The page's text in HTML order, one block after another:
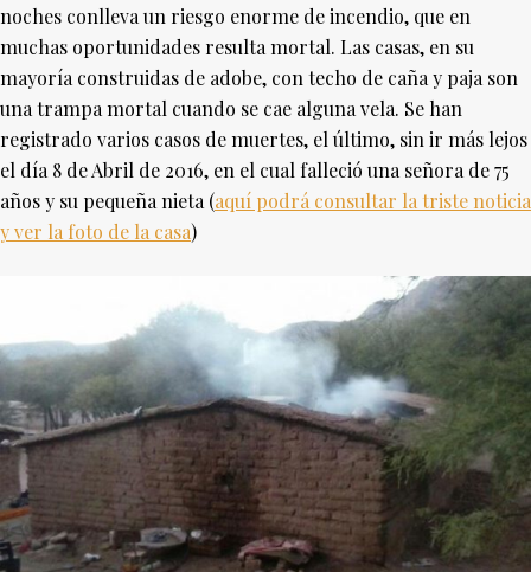
noches conlleva un riesgo enorme de incendio, que en
muchas oportunidades resulta mortal. Las casas, en su
mayoría construidas de adobe, con techo de caña y paja son
una trampa mortal cuando se cae alguna vela. Se han
registrado varios casos de muertes, el último, sin ir más lejos
el día 8 de Abril de 2016, en el cual falleció una señora de 75
años y su pequeña nieta (aquí podrá consultar la triste noticia
y ver la foto de la casa)